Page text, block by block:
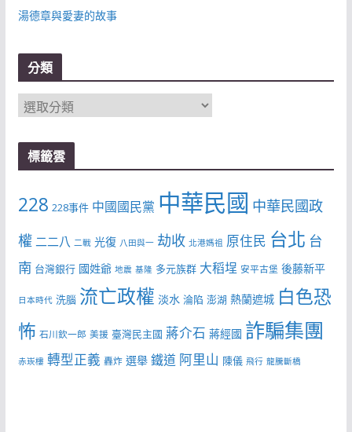
湯德章與愛妻的故事
分類
分
類
標籤雲
228 228事件 中國國民黨 中華民國 中華民國政
權 二二八 二戰 光復 八田與一 劫收 北港媽祖 原住民 台北 台
南 台灣銀行 國姓爺 地震 基隆 多元族群 大稻埕 安平古堡 後藤新平
日本時代 洗腦 流亡政權 淡水 淪陷 澎湖 熱蘭遮城 白色恐
怖 石川欽一郎 美援 臺灣民主國 蔣介石 蔣經國 詐騙集團
赤崁樓 轉型正義 轟炸 選舉 鐵道 阿里山 陳儀 飛行 龍騰斷橋